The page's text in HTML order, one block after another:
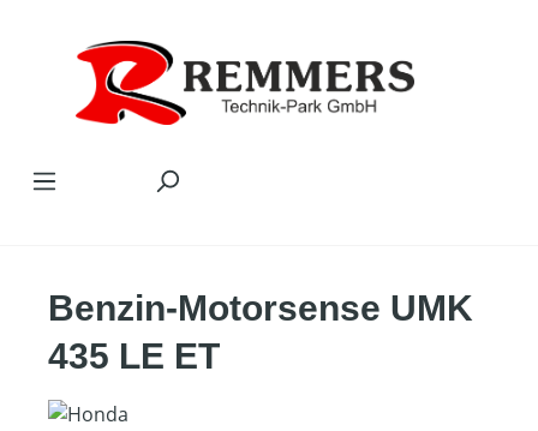
Benzin-Motorsense UMK
435 LE ET